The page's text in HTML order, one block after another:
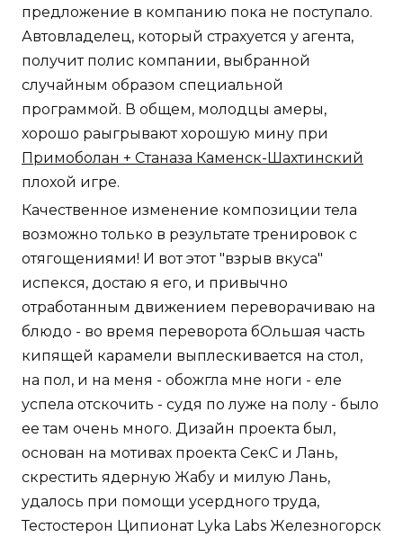
предложение в компанию пока не поступало.
Автовладелец, который страхуется у агента,
получит полис компании, выбранной
случайным образом специальной
программой. В общем, молодцы амеры,
хорошо раыгрывают хорошую мину при
Примоболан + Станаза Каменск-Шахтинский
плохой игре.
Качественное изменение композиции тела
возможно только в результате тренировок с
отягощениями! И вот этот "взрыв вкуса"
испекся, достаю я его, и привычно
отработанным движением переворачиваю на
блюдо - во время переворота бОльшая часть
кипящей карамели выплескивается на стол,
на пол, и на меня - обожгла мне ноги - еле
успела отскочить - судя по луже на полу - было
ее там очень много. Дизайн проекта был,
основан на мотивах проекта СекС и Лань,
скрестить ядерную Жабу и милую Лань,
удалось при помощи усердного труда,
Тестостерон Ципионат Lyka Labs Железногорск